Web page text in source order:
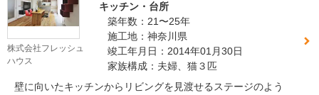
株式会社フレッシュ
ハウス
キッチン・台所
築年数：21〜25年
施工地：神奈川県
竣工年月日：2014年01月30日
家族構成：夫婦、猫３匹
壁に向いたキッチンからリビングを見渡せるステージのよう